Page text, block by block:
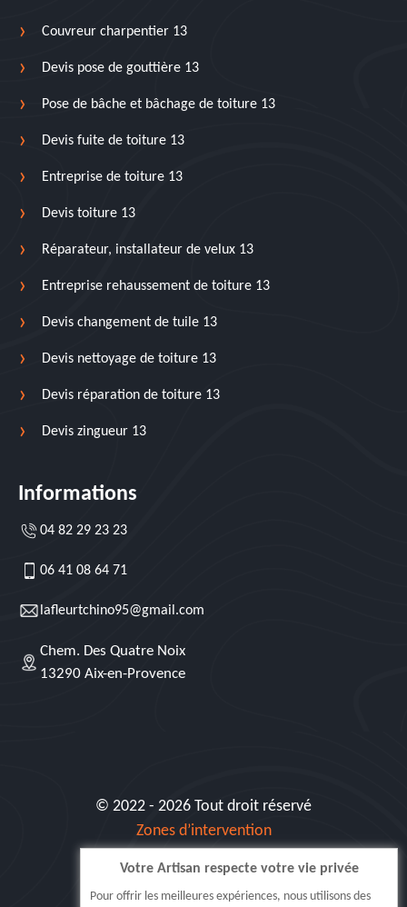
Couvreur charpentier 13
Devis pose de gouttière 13
Pose de bâche et bâchage de toiture 13
Devis fuite de toiture 13
Entreprise de toiture 13
Devis toiture 13
Réparateur, installateur de velux 13
Entreprise rehaussement de toiture 13
Devis changement de tuile 13
Devis nettoyage de toiture 13
Devis réparation de toiture 13
Devis zingueur 13
Informations
04 82 29 23 23
06 41 08 64 71
lafleurtchino95@gmail.com
Chem. Des Quatre Noix
13290 Aix-en-Provence
© 2022 - 2026 Tout droit réservé
Zones d’intervention
Siret: 515 062 404 000 30
Votre Artisan respecte votre vie privée
Pour offrir les meilleures expériences, nous utilisons des